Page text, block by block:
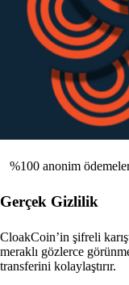
%100 anonim
Gerçek Gizlilik
CloakCoin’in şifreli
meraklı gözlerce
transferini kolaylaştırır.